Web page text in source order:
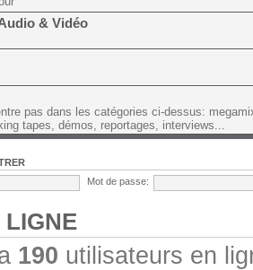
& Vidéo
pas dans les catégories ci-dessus:
tapes, démos, reportages, interviews...
Mot de passe:
LIGNE
190 utilisateurs en